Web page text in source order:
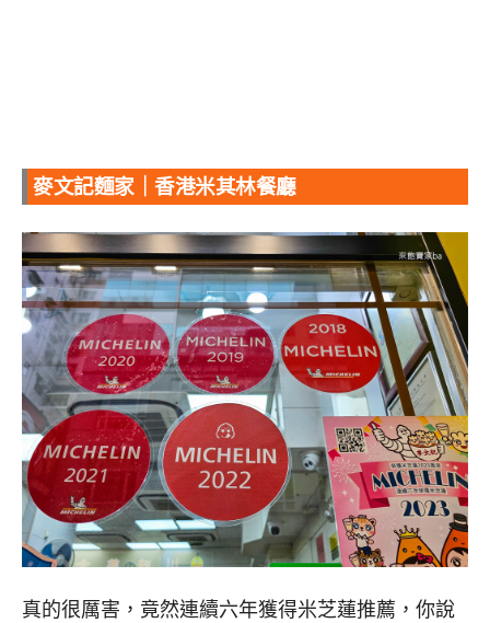
麥文記麵家｜香港米其林餐廳
真的很厲害，竟然連續六年獲得米芝蓮推薦，你說